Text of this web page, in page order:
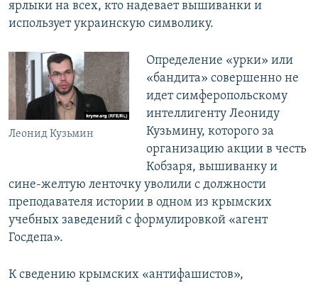
ярлыки на всех, кто надевает вышиванки и
использует украинскую символику.
Леонид Кузьмин
Определение «урки» или
«бандита» совершенно не
идет симферопольскому
интеллигенту Леониду
Кузьмину, которого за
организацию акции в честь
Кобзаря, вышиванку и
сине-желтую ленточку уволили с должности
преподавателя истории в одном из крымских
учебных заведений с формулировкой «агент
Госдепа».
К сведению крымских «антифашистов»,